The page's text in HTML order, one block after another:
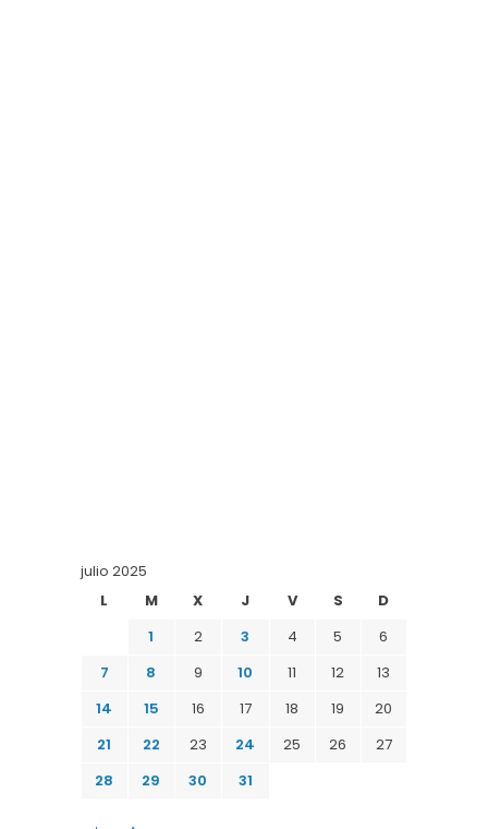
julio 2025
L
M X J V S
D
1
2 3 4 5
6
7
8 9 10 11 12
13
14
15 16 17 18 19
20
21
22 23 24 25 26
27
28
29 30 31